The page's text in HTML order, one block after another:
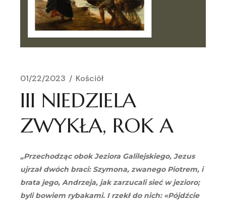
01/22/2023 Kościół
III NIEDZIELA
ZWYKŁA, ROK A
„Przechodząc obok Jeziora Galilejskiego, Jezus
ujrzał dwóch braci: Szymona, zwanego Piotrem, i
brata jego, Andrzeja, jak zarzucali sieć w jezioro;
byli bowiem rybakami. I rzekł do nich: «Pójdźcie